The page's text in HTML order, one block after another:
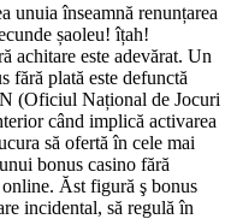
unuia înseamnă renunțarea
șaoleu! îțah!
achitare este adevărat. Un
fără plată este defunctă
(Oficiul Național de Jocuri
când implică activarea
să ofertă în cele mai
bonus casino fără
Ăst figură ş bonus
incidental, să regulă în